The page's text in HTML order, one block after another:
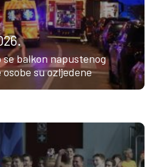
se balkon napustenog
su ozljedene